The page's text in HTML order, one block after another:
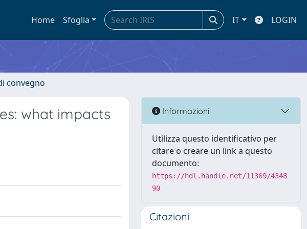
Home Sfoglia IT LOGIN
convegno
what impacts
Informazioni
Utilizza questo identificativo per
citare o creare un link a questo
documento:
https://hdl.handle.net/11369/4348
90
Citazioni